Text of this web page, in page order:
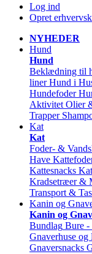
Log ind
Opret
NYHEDER
Hund
Hund
Beklædning til
liner Hund i
Hundefoder
Aktivitet Olier
Trapper
Kat
Kat
Foder- &
Have
Kattesnacks
Kradsetræer &
Transport &
Kanin og
Kanin og
Bundlag Bure -
Gnaverhuse og
Gnaversnacks